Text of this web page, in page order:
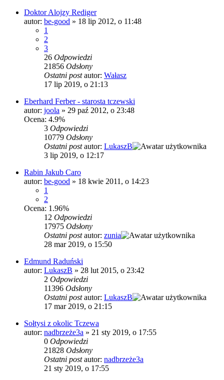
Doktor Alojzy Rediger
autor: be-good » 18 lip 2012, o 11:48
1
2
3
26 Odpowiedzi
21856 Odsłony
Ostatni postautor: Wałasz
17 lip 2019, o 21:13
Eberhard Ferber - starosta tczewski
autor: joola » 29 paź 2012, o 23:48
Ocena: 4.9%
3 Odpowiedzi
10779 Odsłony
Ostatni postautor: LukaszB
3 lip 2019, o 12:17
Rabin Jakub Caro
autor: be-good » 18 kwie 2011, o 14:23
1
2
Ocena: 1.96%
12 Odpowiedzi
17975 Odsłony
Ostatni postautor: zunia
28 mar 2019, o 15:50
Edmund Raduński
autor: LukaszB » 28 lut 2015, o 23:42
2 Odpowiedzi
11396 Odsłony
Ostatni postautor: LukaszB
17 mar 2019, o 21:15
Sołtysi z okolic Tczewa
autor: nadbrzeże3a » 21 sty 2019, o 17:55
0 Odpowiedzi
21828 Odsłony
Ostatni postautor: nadbrzeże3a
21 sty 2019, o 17:55